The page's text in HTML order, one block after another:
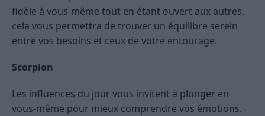
fidèle à vous-même tout en étant ouvert aux autres,
cela vous permettra de trouver un équilibre serein
entre vos besoins et ceux de votre entourage.
Scorpion
Les influences du jour vous invitent à plonger en
vous-même pour mieux comprendre vos émotions.